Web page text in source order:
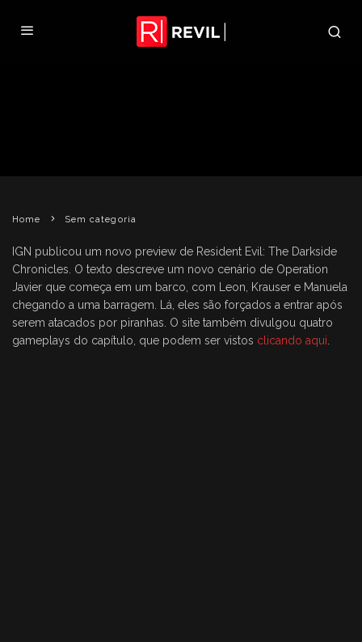
Home
Sem categoria
IGN publicou um novo preview de Resident Evil: The Darkside
Chronicles. O texto descreve um novo cenário de Operation
Javier que começa em um barco, com Leon, Krauser e Manuela
chegando a uma barragem. Lá, eles são forçados a entrar após
serem atacados por piranhas. O site também divulgou quatro
gameplays do capítulo, que podem ser vistos clicando aqui